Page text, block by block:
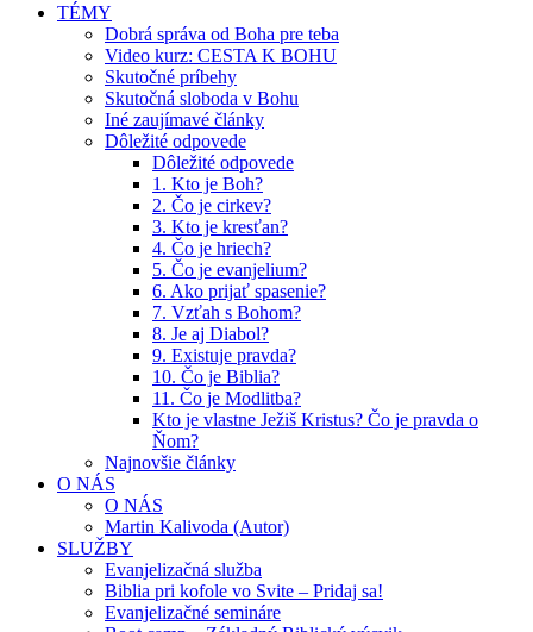
TÉMY
Dobrá správa od Boha pre teba
Video kurz: CESTA K BOHU
Skutočné príbehy
Skutočná sloboda v Bohu
Iné zaujímavé články
Dôležité odpovede
Dôležité odpovede
1. Kto je Boh?
2. Čo je cirkev?
3. Kto je kresťan?
4. Čo je hriech?
5. Čo je evanjelium?
6. Ako prijať spasenie?
7. Vzťah s Bohom?
8. Je aj Diabol?
9. Existuje pravda?
10. Čo je Biblia?
11. Čo je Modlitba?
Kto je vlastne Ježiš Kristus? Čo je pravda o
Ňom?
Najnovšie články
O NÁS
O NÁS
Martin Kalivoda (Autor)
SLUŽBY
Evanjelizačná služba
Biblia pri kofole vo Svite – Pridaj sa!
Evanjelizačné semináre